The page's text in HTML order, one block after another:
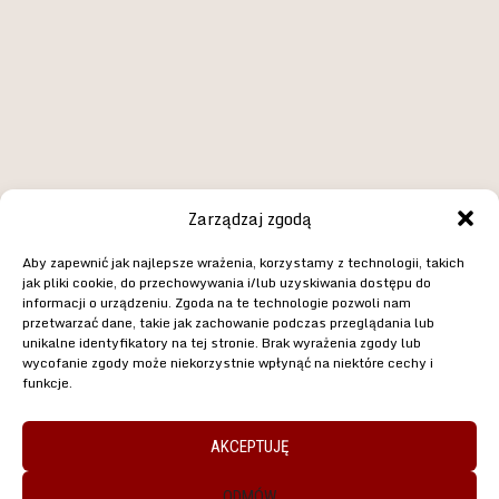
Zarządzaj zgodą
Aby zapewnić jak najlepsze wrażenia, korzystamy z technologii, takich
jak pliki cookie, do przechowywania i/lub uzyskiwania dostępu do
informacji o urządzeniu. Zgoda na te technologie pozwoli nam
przetwarzać dane, takie jak zachowanie podczas przeglądania lub
unikalne identyfikatory na tej stronie. Brak wyrażenia zgody lub
wycofanie zgody może niekorzystnie wpłynąć na niektóre cechy i
funkcje.
AKCEPTUJĘ
KONTAKT
+48 690 90 9000
ul. Rzemieślnicza 10
55-010 Zębice
Godziny otwarcia
pon/sr/pt 11.00 - 21.00
wt/czw 15.00 - 21.00
sob. 11.00 – 21.00